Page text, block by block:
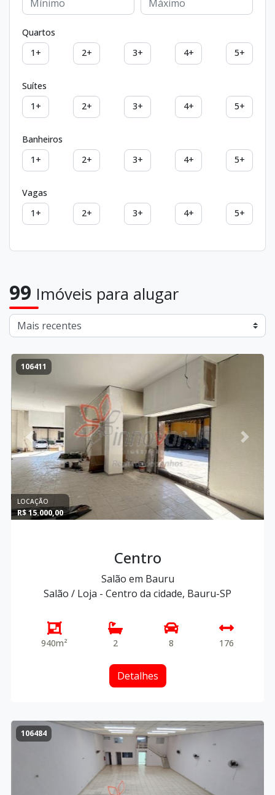
Quartos
1+
2+ 3+ 4+ 5+
Suítes
1+
2+ 3+ 4+ 5+
Banheiros
1+
2+ 3+ 4+ 5+
Vagas
1+
2+ 3+ 4+ 5+
99 Imóveis para alugar
Previous Next
LOCAÇÃO
R$ 15.000,00
106411
Centro
Salão em Bauru
Salão / Loja - Centro da cidade, Bauru-SP
940m² 2 8 176
Detalhes
106484